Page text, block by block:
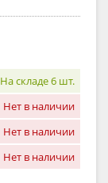
На складе 6 шт.
Нет в наличии
Нет в наличии
Нет в наличии